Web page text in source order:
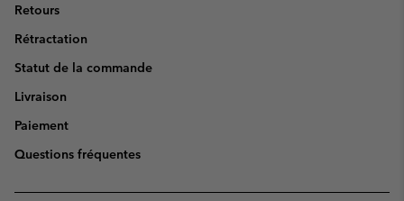
Retours
Rétractation
Statut de la commande
Livraison
Paiement
Questions fréquentes